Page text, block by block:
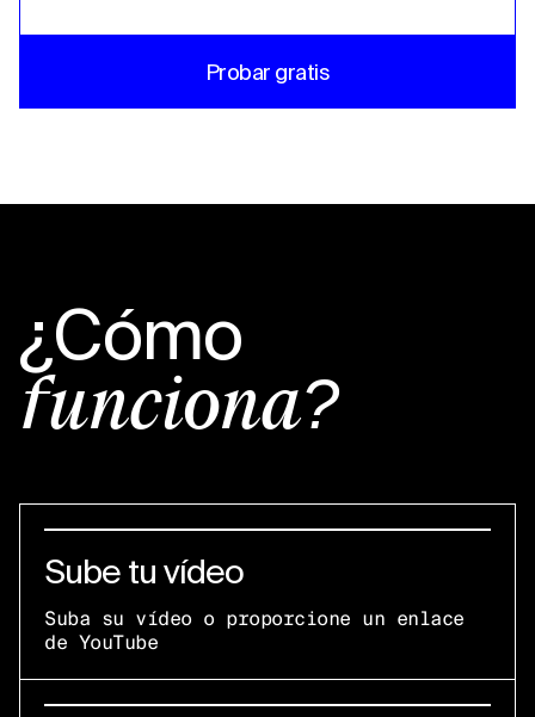
Probar gratis
¿Cómo
funciona?
Sube tu vídeo
Suba su vídeo o proporcione un enlace
de YouTube